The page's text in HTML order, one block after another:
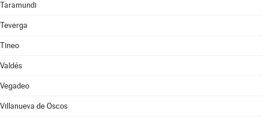
Taramundi
Teverga
Tineo
Valdés
Vegadeo
Villanueva de Oscos